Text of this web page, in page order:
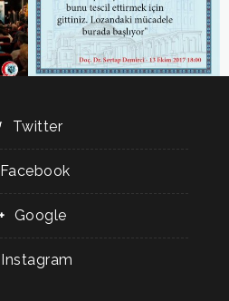
Twitter
Facebook
Google
Instagram